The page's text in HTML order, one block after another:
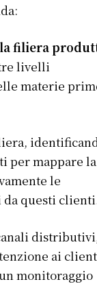
filiera
livelli
materie
per mappare
le
questi
ai
monitoraggio